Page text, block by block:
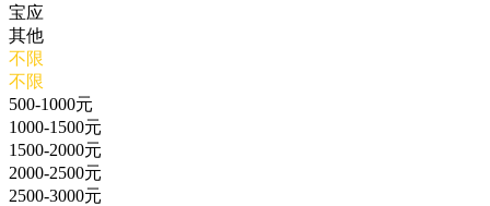
宝应
其他
不限
不限
500-1000元
1000-1500元
1500-2000元
2000-2500元
2500-3000元